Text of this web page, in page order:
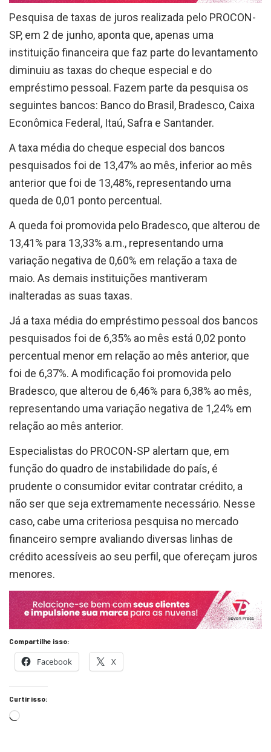
Pesquisa de taxas de juros realizada pelo PROCON-
SP, em 2 de junho, aponta que, apenas uma
instituição financeira que faz parte do levantamento
diminuiu as taxas do cheque especial e do
empréstimo pessoal. Fazem parte da pesquisa os
seguintes bancos: Banco do Brasil, Bradesco, Caixa
Econômica Federal, Itaú, Safra e Santander.
A taxa média do cheque especial dos bancos
pesquisados foi de 13,47% ao mês, inferior ao mês
anterior que foi de 13,48%, representando uma
queda de 0,01 ponto percentual.
A queda foi promovida pelo Bradesco, que alterou de
13,41% para 13,33% a.m., representando uma
variação negativa de 0,60% em relação a taxa de
maio. As demais instituições mantiveram
inalteradas as suas taxas.
Já a taxa média do empréstimo pessoal dos bancos
pesquisados foi de 6,35% ao mês está 0,02 ponto
percentual menor em relação ao mês anterior, que
foi de 6,37%. A modificação foi promovida pelo
Bradesco, que alterou de 6,46% para 6,38% ao mês,
representando uma variação negativa de 1,24% em
relação ao mês anterior.
Especialistas do PROCON-SP alertam que, em
função do quadro de instabilidade do país, é
prudente o consumidor evitar contratar crédito, a
não ser que seja extremamente necessário. Nesse
caso, cabe uma criteriosa pesquisa no mercado
financeiro sempre avaliando diversas linhas de
crédito acessíveis ao seu perfil, que ofereçam juros
menores.
Compartilhe isso:
Facebook X
Curtir isso: